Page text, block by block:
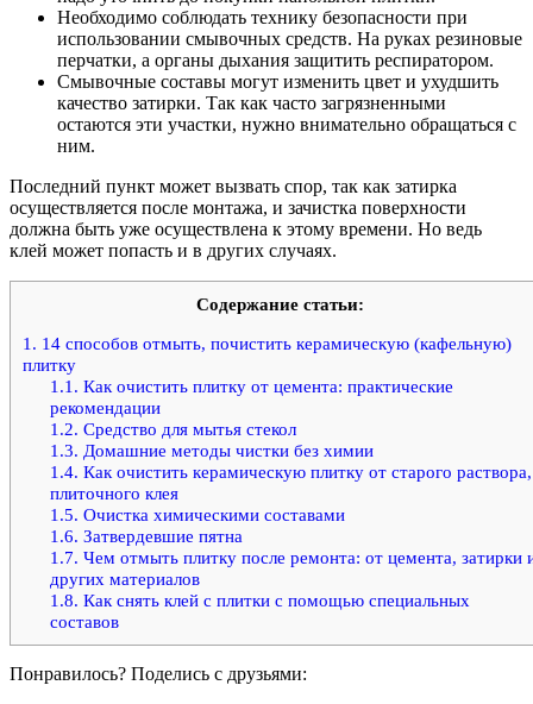
Необходимо соблюдать технику безопасности при
использовании смывочных средств. На руках резиновые
перчатки, а органы дыхания защитить респиратором.
Смывочные составы могут изменить цвет и ухудшить
качество затирки. Так как часто загрязненными
остаются эти участки, нужно внимательно обращаться с
ним.
Последний пункт может вызвать спор, так как затирка
осуществляется после монтажа, и зачистка поверхности
должна быть уже осуществлена к этому времени. Но ведь
клей может попасть и в других случаях.
Содержание статьи:
1. 14 способов отмыть, почистить керамическую (кафельную)
плитку
1.1. Как очистить плитку от цемента: практические
рекомендации
1.2. Средство для мытья стекол
1.3. Домашние методы чистки без химии
1.4. Как очистить керамическую плитку от старого раствора,
плиточного клея
1.5. Очистка химическими составами
1.6. Затвердевшие пятна
1.7. Чем отмыть плитку после ремонта: от цемента, затирки
других материалов
1.8. Как снять клей с плитки с помощью специальных
составов
Понравилось? Поделись с друзьями: